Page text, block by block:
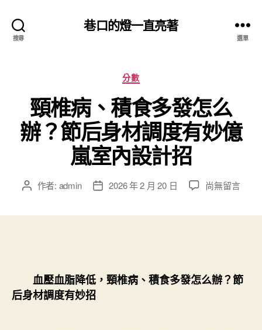
搜尋
巷口的燈一直亮著
選單
分
類
分數
頸椎病、積食多發怎么
辦？節后身材調度有妙億
嵐室內設計招
文 作者: admin
文 2026 年 2 月 20 日
在
發
怎
尚無留言
血壓血脂降低，頸椎病、積食多發怎么辦？節
后身材調度有妙招